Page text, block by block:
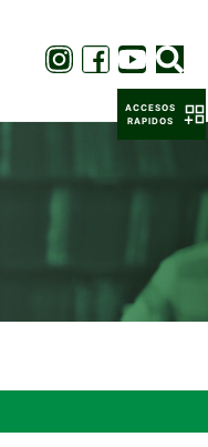
ACCESOS
RAPIDOS